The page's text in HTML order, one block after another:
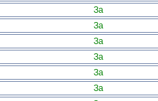
За
За
За
За
За
За